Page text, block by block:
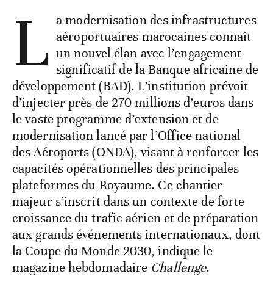
L a modernisation des infrastructures
aéroportuaires marocaines connaît
un nouvel élan avec l’engagement
significatif de la Banque africaine de
développement (BAD). L’institution prévoit
d’injecter près de 270 millions d’euros dans
le vaste programme d’extension et de
modernisation lancé par l’Office national
des Aéroports (ONDA), visant à renforcer les
capacités opérationnelles des principales
plateformes du Royaume. Ce chantier
majeur s’inscrit dans un contexte de forte
croissance du trafic aérien et de préparation
aux grands événements internationaux, dont
la Coupe du Monde 2030, indique le
magazine hebdomadaire Challenge.